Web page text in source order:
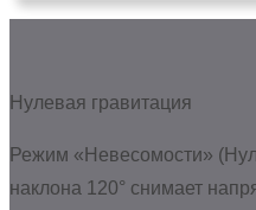
Нулевая гравитация
Режим «Невесомости»
наклона 120° снимает